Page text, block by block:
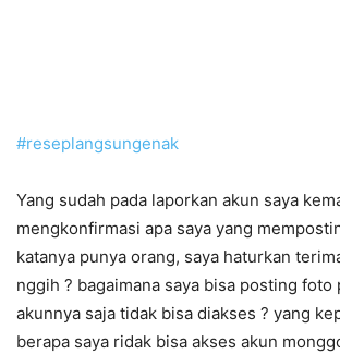
#reseplangsungenak
Yang sudah pada laporkan akun saya
mengkonfirmasi apa saya yang
katanya punya orang, saya haturkan
nggih ? bagaimana saya bisa posting foto
akunnya saja tidak bisa diakses ? yang
berapa saya ridak bisa akses akun